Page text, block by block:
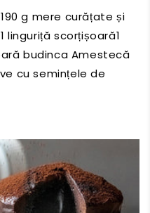
190 g mere curățate și
linguriță scorțișoară1
budinca Amestecă
cu semințele de